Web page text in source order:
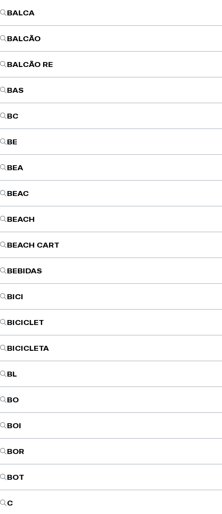
BALCA
BALCÃO
BALCÃO RE
BAS
BC
BE
BEA
BEAC
BEACH
BEACH CART
BEBIDAS
BICI
BICICLET
BICICLETA
BL
BO
BOI
BOR
BOT
C